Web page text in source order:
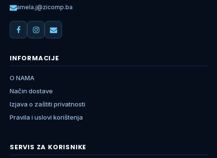
amela.j@zicomp.ba
INFORMACIJE
O NAMA
Način dostave
Izjava o zaštiti privatnosti
Pravila i uslovi korištenja
SERVIS ZA KORISNIKE